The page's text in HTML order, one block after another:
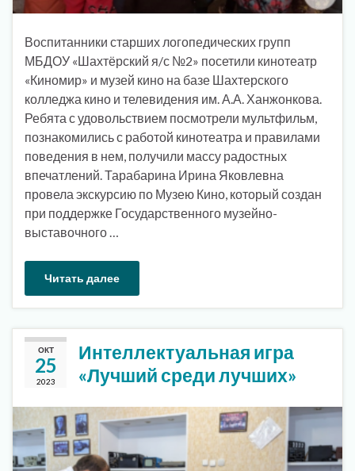
Воспитанники старших логопедических групп
МБДОУ «Шахтёрский я/с №2» посетили кинотеатр
«Киномир» и музей кино на базе Шахтерского
колледжа кино и телевидения им. А.А. Ханжонкова.
Ребята с удовольствием посмотрели мультфильм,
познакомились с работой кинотеатра и правилами
поведения в нем, получили массу радостных
впечатлений. Тарабарина Ирина Яковлевна
провела экскурсию по Музею Кино, который создан
при поддержке Государственного музейно-
выставочного …
Читать далее
ОКТ
25
2023
Интеллектуальная игра
«Лучший среди лучших»